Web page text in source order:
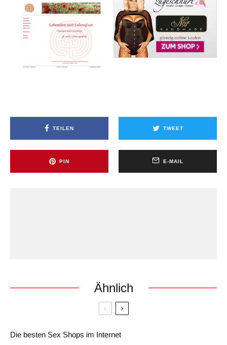
TEILEN TWEET
PIN E-MAIL
Ähnlich
Die besten Sex Shops im Internet